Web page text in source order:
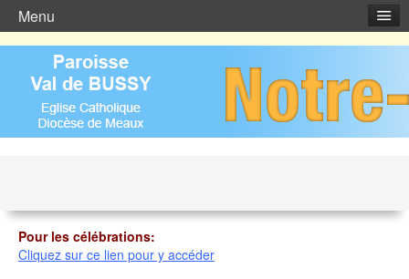
Pour les célébrations:
Cliquez sur ce lien pour y accéder
Menu